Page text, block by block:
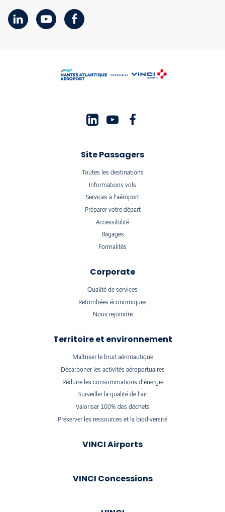
Site Passagers
Toutes les destinations
Informations vols
Services à l'aéroport
Préparer votre départ
Accessibilité
Bagages
Formalités
Corporate
Qualité de services
Retombées économiques
Nous rejoindre
Territoire et environnement
Maîtriser le bruit aéronautique
Décarboner les activités aéroportuaires
Réduire les consommations d'énergie
Surveiller la qualité de l'air
Valoriser 100% des déchets
Préserver les ressources et la biodiversité
VINCI Airports
VINCI Concessions